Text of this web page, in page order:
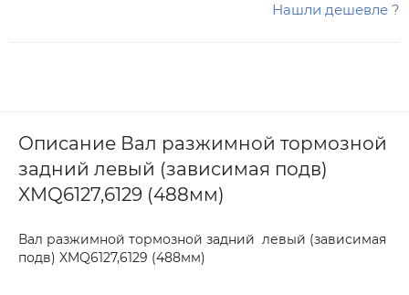
Нашли дешевле ?
Описание Вал разжимной тормозной
задний левый (зависимая подв)
XMQ6127,6129 (488мм)
Вал разжимной тормозной задний левый (зависимая
подв) XMQ6127,6129 (488мм)